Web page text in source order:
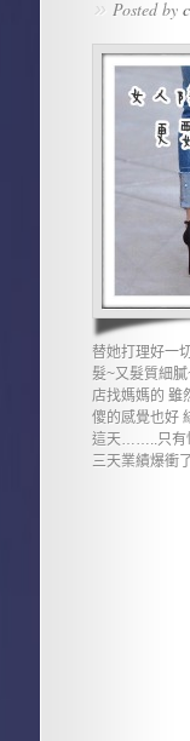
» Posted by
替她打理好一
髮~又髮質細
店找媽媽的 雖
傻的感覺也好
這天……..只有
三天業績爆衝